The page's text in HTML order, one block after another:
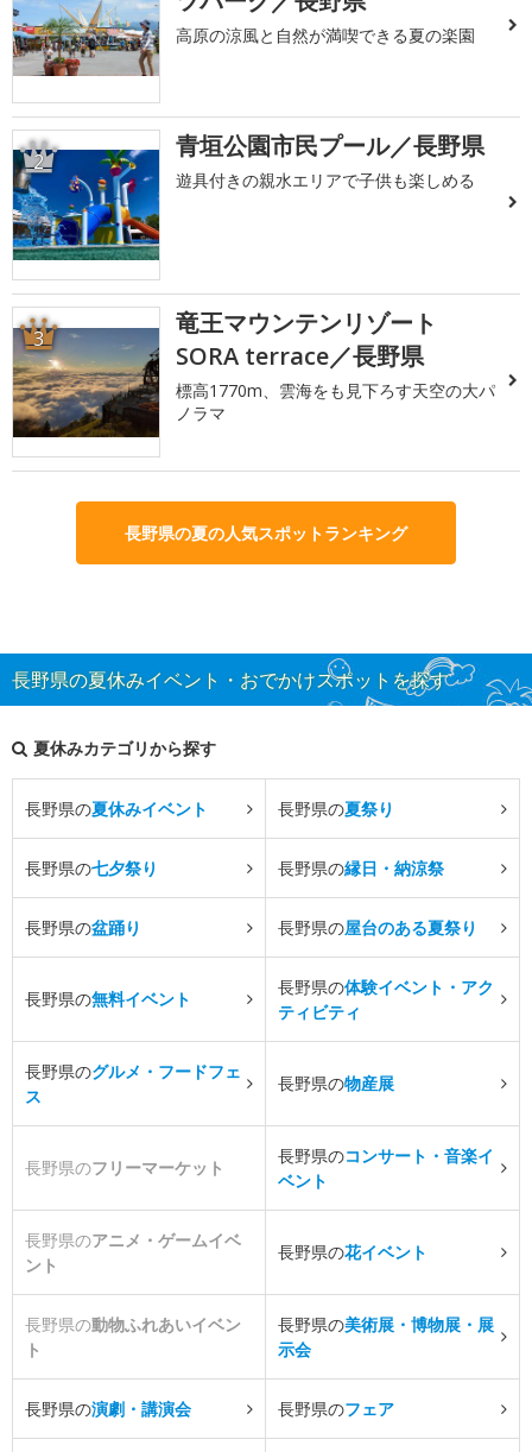
高原の涼風と自然が満喫できる夏の楽園
2 青垣公園市民プール／長野県
遊具付きの親水エリアで子供も楽しめる
3
竜王マウンテンリゾート
SORA terrace／長野県
標高1770m、雲海をも見下ろす天空の大パ
ノラマ
長野県の夏の人気スポットランキング
長野県の夏休みイベント・おでかけスポットを探す
夏休みカテゴリから探す
長野県の夏休みイベント 長野県の夏祭り
長野県の七夕祭り 長野県の縁日・納涼祭
長野県の盆踊り 長野県の屋台のある夏祭り
長野県の無料イベント
長野県の体験イベント・アク
ティビティ
長野県のグルメ・フードフェ
ス
長野県の物産展
長野県のフリーマーケット
長野県のコンサート・音楽イ
ベント
長野県のアニメ・ゲームイベ
ント
長野県の花イベント
長野県の動物ふれあいイベン
ト
長野県の美術展・博物展・展
示会
長野県の演劇・講演会 長野県のフェア